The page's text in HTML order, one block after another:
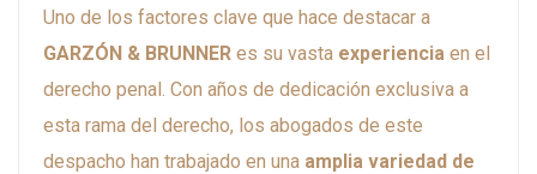
Uno de los factores clave que hace destacar a
GARZÓN & BRUNNER es su vasta experiencia en el
derecho penal. Con años de dedicación exclusiva a
esta rama del derecho, los abogados de este
despacho han trabajado en una amplia variedad de